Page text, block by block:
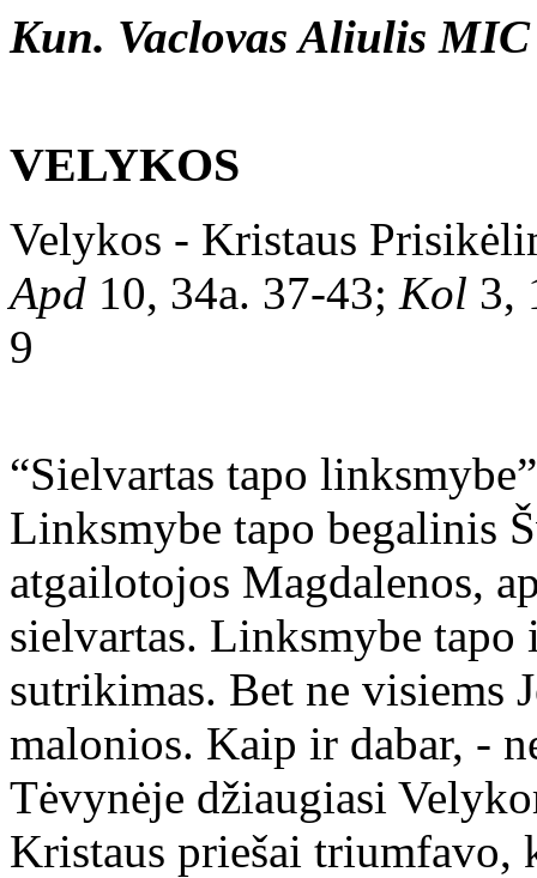
Kun. Vaclovas Aliulis MIC
VELYKOS
Velykos - Kristaus
Apd 10, 34a. 37-43; Kol 3,
9
“Sielvartas tapo
Linksmybe tapo begalinis
atgailotojos Magdalenos,
sielvartas. Linksmybe
sutrikimas. Bet ne visiems
malonios. Kaip ir dabar, -
Tėvynėje džiaugiasi
Kristaus priešai triumfavo,